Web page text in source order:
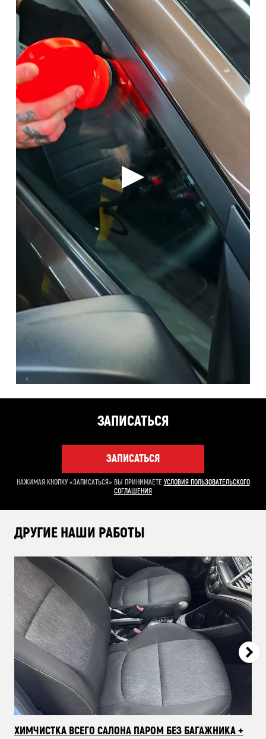
▶
ЗАПИСАТЬСЯ
ЗАПИСАТЬСЯ
НАЖИМАЯ КНОПКУ «ЗАПИСАТЬСЯ» ВЫ ПРИНИМАЕТЕ УСЛОВИЯ ПОЛЬЗОВАТЕЛЬСКОГО
СОГЛАШЕНИЯ
ДРУГИЕ НАШИ РАБОТЫ
ХИМЧИСТКА ВСЕГО САЛОНА ПАРОМ БЕЗ БАГАЖНИКА +